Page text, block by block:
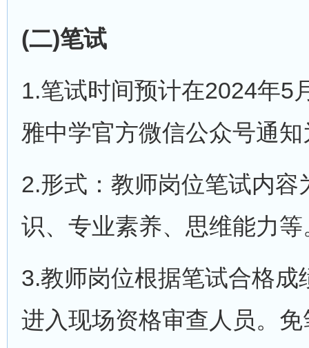
(二)笔试
1.笔试时间预计在2024年5
雅中学官方微信公众号通
2.形式：教师岗位笔试内
识、专业素养、思维能力等
3.教师岗位根据笔试合格
进入现场资格审查人员。